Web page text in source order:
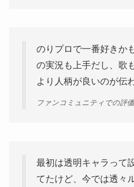
のりプロで一番好きか
の実況も上手だし、歌
より人柄が良いのが伝
ファンコミュニティでの評価
最初は透明キャラって
てたけど、今では透々